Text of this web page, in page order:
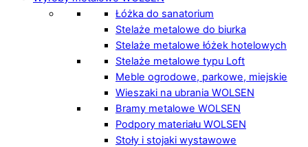
Łóżka do sanatorium
Stelaże metalowe do biurka
Stelaże metalowe łóżek hotelowych
Stelaże metalowe typu Loft
Meble ogrodowe, parkowe, miejskie
Wieszaki na ubrania WOLSEN
Bramy metalowe WOLSEN
Podpory materiału WOLSEN
Stoły i stojaki wystawowe